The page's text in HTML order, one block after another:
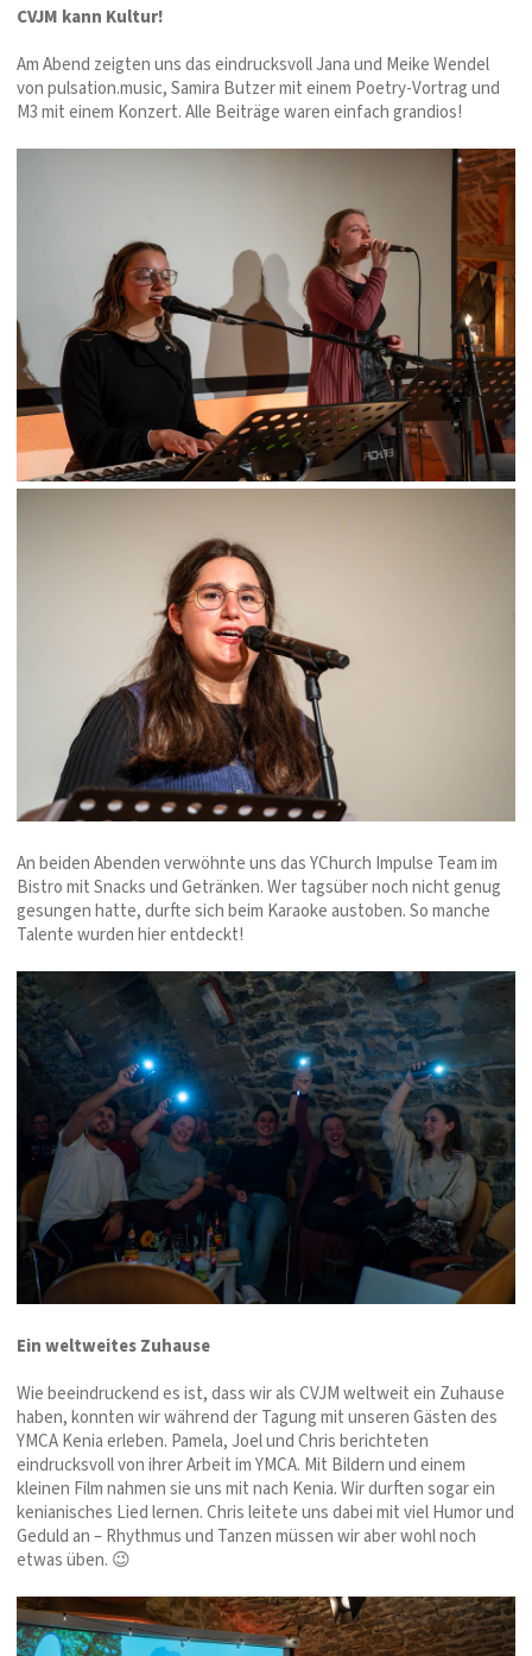
CVJM kann Kultur!
Am Abend zeigten uns das eindrucksvoll Jana und Meike Wendel
von pulsation.music, Samira Butzer mit einem Poetry-Vortrag und
M3 mit einem Konzert. Alle Beiträge waren einfach grandios!
An beiden Abenden verwöhnte uns das YChurch Impulse Team im
Bistro mit Snacks und Getränken. Wer tagsüber noch nicht genug
gesungen hatte, durfte sich beim Karaoke austoben. So manche
Talente wurden hier entdeckt!
Ein weltweites Zuhause
Wie beeindruckend es ist, dass wir als CVJM weltweit ein Zuhause
haben, konnten wir während der Tagung mit unseren Gästen des
YMCA Kenia erleben. Pamela, Joel und Chris berichteten
eindrucksvoll von ihrer Arbeit im YMCA. Mit Bildern und einem
kleinen Film nahmen sie uns mit nach Kenia. Wir durften sogar ein
kenianisches Lied lernen. Chris leitete uns dabei mit viel Humor und
Geduld an – Rhythmus und Tanzen müssen wir aber wohl noch
etwas üben. 😉